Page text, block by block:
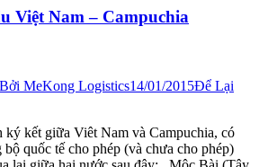
Việt Nam – Campuchia
MeKong Logistics14/01/2015Để Lại
ký kết giữa Viêt Nam và Campuchia, có
quốc tế cho phép (và chưa cho phép)